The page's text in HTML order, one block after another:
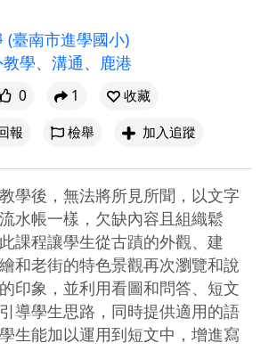
(臺南市進學國小)
學、 溝通、 鹿港
0 1
收藏
報
檢舉 加入追蹤
學後，無法將所見所聞，以文字
水帳一樣，欠缺內容且組織鬆
課程讓學生從古蹟的外觀、建
和老街的特色景觀再次瀏覽和說
印象，並利用看圖和問答、短文
導學生思路，同時提供適用的語
生能加以運用到短文中，增進寫